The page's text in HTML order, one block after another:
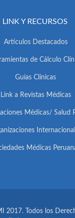
LINK Y RECURSOS
Artículos Destacados
de Cálculo
Guías Clínicas
Link a Revistas Médicas
Médicas/ Salud
Médicas
2017. Todos los